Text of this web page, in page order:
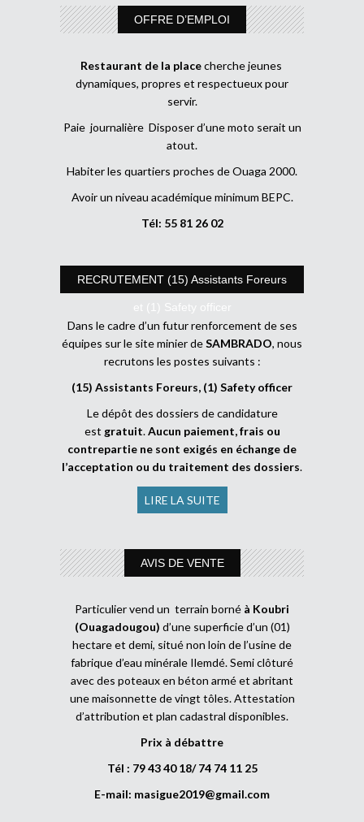
OFFRE D’EMPLOI
Restaurant de la placecherche jeunes
dynamiques, propres et respectueux pour
servir.
Paie journalière Disposer d’une moto serait un
atout.
Habiter les quartiers proches de Ouaga 2000.
Avoir un niveau académique minimum BEPC.
Tél: 55 81 26 02
RECRUTEMENT (15) Assistants Foreurs
et (1) Safety officer
Dans le cadre d’un futur renforcement de ses
équipes sur le site minier deSAMBRADO, nous
recrutons les postes suivants :
(15) Assistants Foreurs, (1) Safety officer
Le dépôt des dossiers de candidature
est gratuit.Aucun paiement, frais ou
contrepartie ne sont exigés en échange de
l’acceptation ou du traitement des dossiers.
LIRE LA SUITE
AVIS DE VENTE
Particulier vend un terrain borné à Koubri
(Ouagadougou) d’une superficie d’un (01)
hectare et demi, situé non loin de l’usine de
fabrique d’eau minérale Ilemdé. Semi clôturé
avec des poteaux en béton armé et abritant
une maisonnette de vingt tôles. Attestation
d’attribution et plan cadastral disponibles.
Prix à débattre
Tél : 79 43 40 18/ 74 74 11 25
E-mail: masigue2019@gmail.com